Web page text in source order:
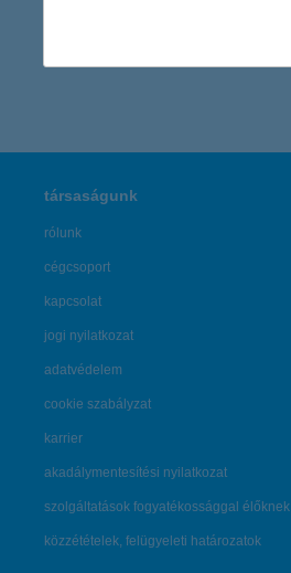
társaságunk
rólunk
cégcsoport
kapcsolat
jogi nyilatkozat
adatvédelem
cookie szabályzat
karrier
akadálymentesítési nyilatkozat
szolgáltatások fogyatékossággal élőknek
közzétételek, felügyeleti határozatok